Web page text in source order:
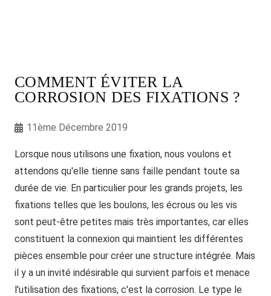
COMMENT ÉVITER LA
CORROSION DES FIXATIONS ?
11ème Décembre 2019
Lorsque nous utilisons une fixation, nous voulons et
attendons qu'elle tienne sans faille pendant toute sa
durée de vie. En particulier pour les grands projets, les
fixations telles que les boulons, les écrous ou les vis
sont peut-être petites mais très importantes, car elles
constituent la connexion qui maintient les différentes
pièces ensemble pour créer une structure intégrée. Mais
il y a un invité indésirable qui survient parfois et menace
l'utilisation des fixations, c'est la corrosion. Le type le